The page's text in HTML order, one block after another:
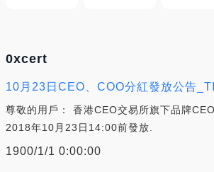
0xcert
10月23日CEO、COO分紅發放公告
尊敬的用戶： 香港CEO交易所旗下品牌
2018年10月23日14:00前發放.
1900/1/1 0:00:00